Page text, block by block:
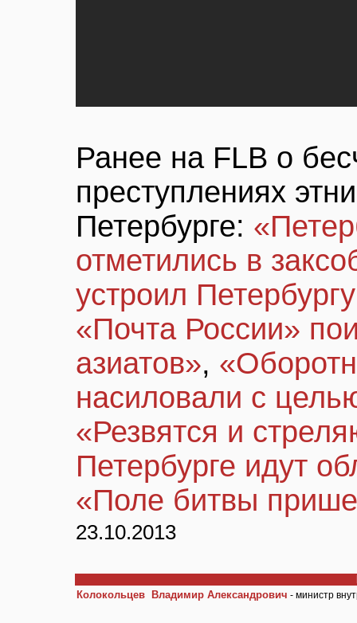
Ранее на FLB о
преступлениях
Петербурге:
отметились в
устроил
«Почта России»
азиатов»,
насиловали с
«Резвятся и
Петербурге идут
«Поле битвы
23.10.2013
Колокольцев Владимир Александрович - министр